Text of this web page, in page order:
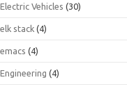
Electric Vehicles (30)
elk stack (4)
emacs (4)
Engineering (4)